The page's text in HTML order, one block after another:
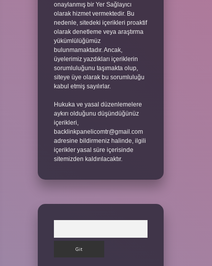
onaylanmış bir Yer Sağlayıcı
olarak hizmet vermektedir. Bu
nedenle, sitedeki içerikleri proaktif
olarak denetleme veya araştırma
yükümlülüğümüz
bulunmamaktadır. Ancak,
üyelerimiz yazdıkları içeriklerin
sorumluluğunu taşımakta olup,
siteye üye olarak bu sorumluluğu
kabul etmiş sayılırlar.
Hukuka ve yasal düzenlemelere
aykırı olduğunu düşündüğünüz
içerikleri,
backlinkpanelicomtr@gmail.com
adresine bildirmeniz halinde, ilgili
içerikler yasal süre içerisinde
sitemizden kaldırılacaktır.